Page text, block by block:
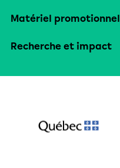
Matériel promotionnel
Recherche et impact